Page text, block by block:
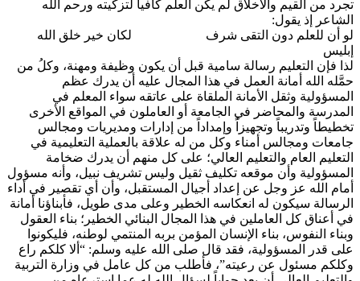
من القيم والأخلاق لم يكن العلم كافياً لتزكيته ورحم الله
إذ يقول:
أن للعلم دون التقى شرف لكان خير خلق الله
فإن التعليم رسالة سامية قبل أن يكون وظيفة ومهنة، وكلُ من
الله أمانة العمل في هذا المجال عليه أن يدرك عظم
وثقل الأمانة الملقاة على عاتقه سواء المعلم في
والمحاضر في الجامعة أو العاملون في المواقع الأخرى
وتدريباً وتجهيزاً وإمداداً من إدارات ومديريات ومجالس
ومجالس أمناء وكل من له علاقة بالعملية التعليمية في
العام والتعليم العالي؛ على كل منهم أن يدرك ضخامة
وأن موقعه تكليف ثقيل وليس تشريف نبيل، وأنه مسؤول
الله عز وجل عن إعداد أجيال المستقبل، وأن أي تقصير في أداء
سيكون له انعكاسه الخطير وعلى مدى طويل، فأبناؤنا أمانة
أعناق كل العاملين في هذا المجال البنائي الخطير؛ بناء العقول
النفوس، بناء الإنسان المؤمن بربه المنتمي لوطنه، فليكونوا
قدر المسؤولية، فقد قال صلى الله عليه وسلم: “ألا كلكم راع
مسئول عن رعيته”، فأطلب من كل عامل في وزارة التربية